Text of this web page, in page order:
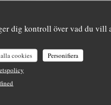
dig kontroll över vad du vill
cookies
Personifiera
:5/5 menu:5/5 quality_price